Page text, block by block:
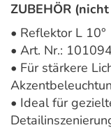
ZUBEHÖR
• Reflektor L 10°
• Art. Nr.:
• Für stärkere
• Ideal für